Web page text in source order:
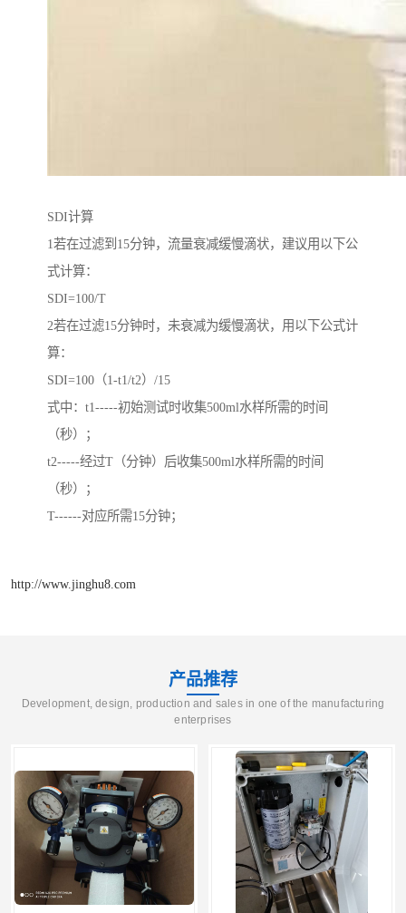
SDI计算
1若在过滤到15分钟，流量衰减缓慢滴状，建议用以下公
式计算：
SDI=100/T
2若在过滤15分钟时，未衰减为缓慢滴状，用以下公式计
算：
SDI=100（1-t1/t2）/15
式中：t1-----初始测试时收集500ml水样所需的时间
（秒）；
t2-----经过T（分钟）后收集500ml水样所需的时间
（秒）；
T------对应所需15分钟；
http://www.jinghu8.com
产品推荐
Development, design, production and sales in one of the manufacturing
enterprises